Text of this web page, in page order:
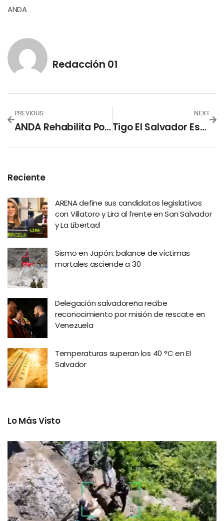
ANDA
Redacción 01
PREVIOUS
ANDA Rehabilita Pozo En Cimas De San Bartolo II
NEXT
Tigo El Salvador Está Incumpliendo Medidas Aplicadas Por El Gobierno Durante La Emergencia Por COVID-19
Reciente
ARENA define sus candidatos legislativos
con Villatoro y Lira al frente en San Salvador
y La Libertad
Sismo en Japón: balance de víctimas
mortales asciende a 30
Delegación salvadoreña recibe
reconocimiento por misión de rescate en
Venezuela
Temperaturas superan los 40 °C en El
Salvador
Lo Más Visto